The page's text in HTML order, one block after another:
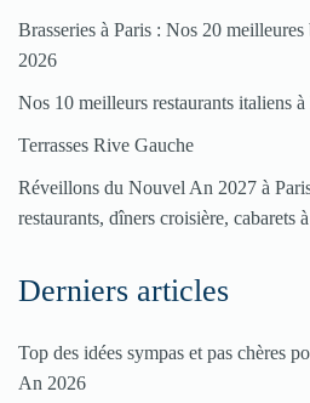
Brasseries à Paris : Nos 20 meilleures
2026
Nos 10 meilleurs restaurants italiens
Terrasses Rive Gauche
Réveillons du Nouvel An 2027 à
restaurants, dîners croisière, cabarets
Derniers articles
Top des idées sympas et pas chères
An 2026